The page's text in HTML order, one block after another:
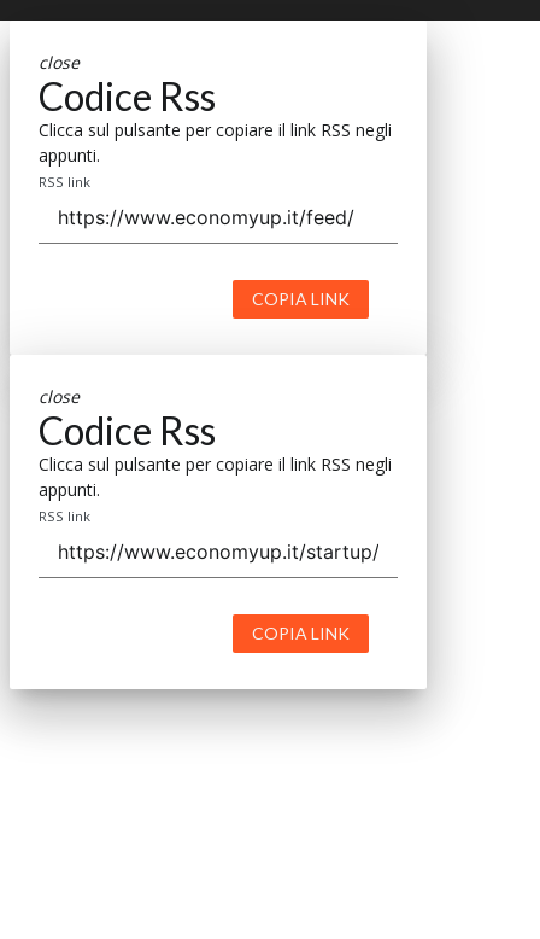
close
Codice Rss
Clicca sul pulsante per copiare il link RSS negli
appunti.
RSS link
COPIA LINK
close
Codice Rss
Clicca sul pulsante per copiare il link RSS negli
appunti.
RSS link
COPIA LINK